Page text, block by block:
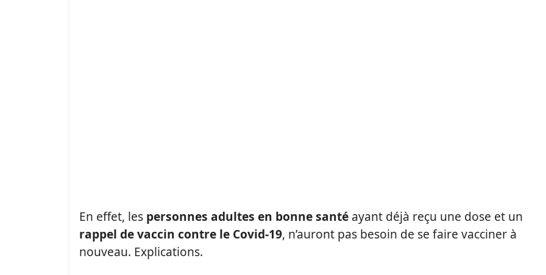
En effet, les personnes adultes en bonne santé ayant déjà reçu une dose et un
rappel de vaccin contre le Covid-19, n’auront pas besoin de se faire vacciner à
nouveau. Explications.